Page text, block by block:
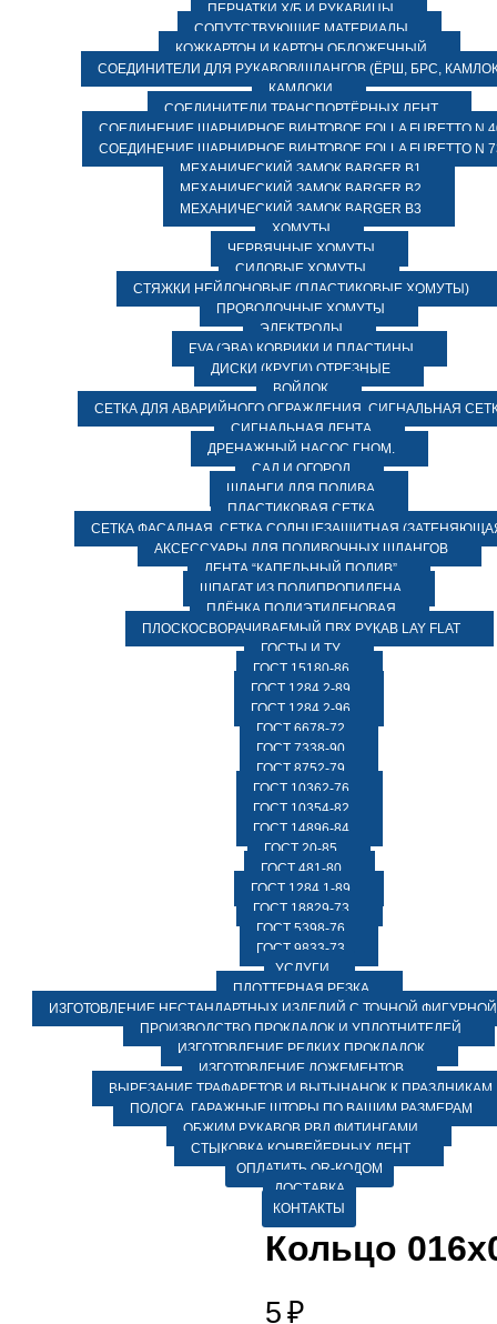
ПЕРЧАТКИ Х/Б И РУКАВИЦЫ
СОПУТСТВУЮЩИЕ МАТЕРИАЛЫ
КОЖКАРТОН И КАРТОН ОБЛОЖЕЧНЫЙ
СОЕДИНИТЕЛИ ДЛЯ РУКАВОВ/ШЛАНГОВ (ЁРШ, БРС,
КАМЛОКИ
СОЕДИНИТЕЛИ ТРАНСПОРТЁРНЫХ ЛЕНТ
СОЕДИНЕНИЕ ШАРНИРНОЕ ВИНТОВОЕ FOLLA FURETTO N
СОЕДИНЕНИЕ ШАРНИРНОЕ ВИНТОВОЕ FOLLA FURETTO N
МЕХАНИЧЕСКИЙ ЗАМОК BARGER B1
МЕХАНИЧЕСКИЙ ЗАМОК BARGER B2
МЕХАНИЧЕСКИЙ ЗАМОК BARGER B3
ХОМУТЫ
ЧЕРВЯЧНЫЕ ХОМУТЫ
СИЛОВЫЕ ХОМУТЫ
СТЯЖКИ НЕЙЛОНОВЫЕ (ПЛАСТИКОВЫЕ ХОМУТЫ)
ПРОВОЛОЧНЫЕ ХОМУТЫ
ЭЛЕКТРОДЫ
EVA (ЭВА) КОВРИКИ И ПЛАСТИНЫ
ДИСКИ (КРУГИ) ОТРЕЗНЫЕ
ВОЙЛОК
СЕТКА ДЛЯ АВАРИЙНОГО ОГРАЖДЕНИЯ, СИГНАЛЬНАЯ
СИГНАЛЬНАЯ ЛЕНТА
ДРЕНАЖНЫЙ НАСОС ГНОМ.
САД И ОГОРОД
ШЛАНГИ ДЛЯ ПОЛИВА
ПЛАСТИКОВАЯ СЕТКА
СЕТКА ФАСАДНАЯ. СЕТКА СОЛНЦЕЗАЩИТНАЯ
АКСЕССУАРЫ ДЛЯ ПОЛИВОЧНЫХ ШЛАНГОВ
ЛЕНТА “КАПЕЛЬНЫЙ ПОЛИВ”
ШПАГАТ ИЗ ПОЛИПРОПИЛЕНА
ПЛЁНКА ПОЛИЭТИЛЕНОВАЯ
ПЛОСКОСВОРАЧИВАЕМЫЙ ПВХ РУКАВ LAY FLAT
ГОСТЫ И ТУ
ГОСТ 15180-86
ГОСТ 1284.2-89
ГОСТ 1284.2-96
ГОСТ 6678-72
ГОСТ 7338-90
ГОСТ 8752-79
ГОСТ 10362-76
ГОСТ 10354-82
ГОСТ 14896-84
ГОСТ 20-85
ГОСТ 481-80
ГОСТ 1284.1-89
ГОСТ 18829-73
ГОСТ 5398-76
ГОСТ 9833-73
УСЛУГИ
ПЛОТТЕРНАЯ РЕЗКА
ИЗГОТОВЛЕНИЕ НЕСТАНДАРТНЫХ ИЗДЕЛИЙ С ТОЧНОЙ ФИГУРНОЙ
ПРОИЗВОДСТВО ПРОКЛАДОК И УПЛОТНИТЕЛЕЙ
ИЗГОТОВЛЕНИЕ РЕДКИХ ПРОКЛАДОК
ИЗГОТОВЛЕНИЕ ЛОЖЕМЕНТОВ
ВЫРЕЗАНИЕ ТРАФАРЕТОВ И ВЫТЫНАНОК К ПРАЗДНИКАМ
ПОЛОГА, ГАРАЖНЫЕ ШТОРЫ ПО ВАШИМ РАЗМЕРАМ
ОБЖИМ РУКАВОВ РВД ФИТИНГАМИ
СТЫКОВКА КОНВЕЙЕРНЫХ ЛЕНТ
ОПЛАТИТЬ QR-КОДОМ
ДОСТАВКА
КОНТАКТЫ
Кольцо
5 ₽